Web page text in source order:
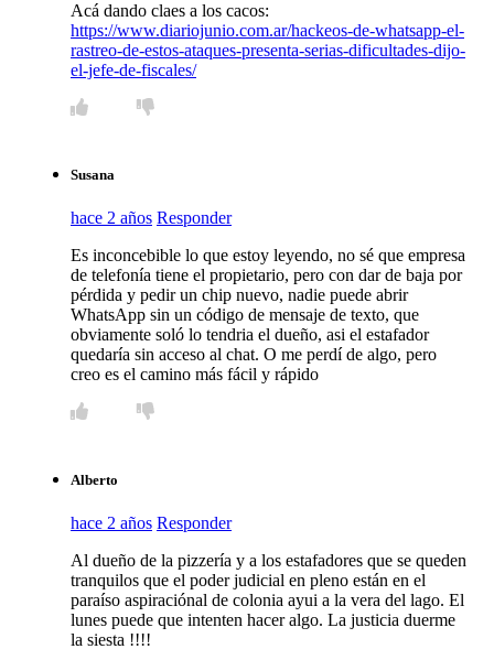
Acá dando claes a los cacos:
https://www.diariojunio.com.ar/hackeos-de-whatsapp-el-
rastreo-de-estos-ataques-presenta-serias-dificultades-dijo-
el-jefe-de-fiscales/
Susana
hace 2 años Responder
Es inconcebible lo que estoy leyendo, no sé que empresa
de telefonía tiene el propietario, pero con dar de baja por
pérdida y pedir un chip nuevo, nadie puede abrir
WhatsApp sin un código de mensaje de texto, que
obviamente soló lo tendria el dueño, asi el estafador
quedaría sin acceso al chat. O me perdí de algo, pero
creo es el camino más fácil y rápido
Alberto
hace 2 años Responder
Al dueño de la pizzería y a los estafadores que se queden
tranquilos que el poder judicial en pleno están en el
paraíso aspiraciónal de colonia ayui a la vera del lago. El
lunes puede que intenten hacer algo. La justicia duerme
la siesta !!!!